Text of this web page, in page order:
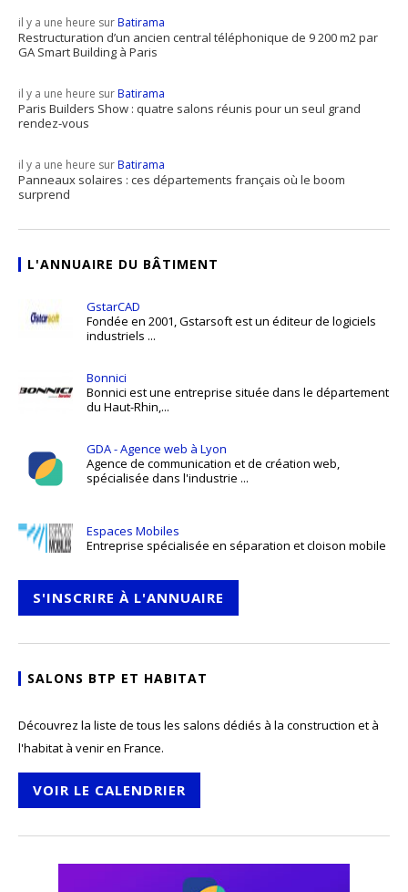
il y a une heure surBatirama
Restructuration d’un ancien central téléphonique de 9 200 m2 par
GA Smart Building à Paris
il y a une heure surBatirama
Paris Builders Show : quatre salons réunis pour un seul grand
rendez-vous
il y a une heure surBatirama
Panneaux solaires : ces départements français où le boom
surprend
L'ANNUAIRE DU BÂTIMENT
GstarCAD
Fondée en 2001, Gstarsoft est un éditeur de logiciels
industriels ...
Bonnici
Bonnici est une entreprise située dans le département
du Haut-Rhin,...
GDA - Agence web à Lyon
Agence de communication et de création web,
spécialisée dans l'industrie ...
Espaces Mobiles
Entreprise spécialisée en séparation et cloison mobile
S'INSCRIRE À L'ANNUAIRE
SALONS BTP ET HABITAT
Découvrez la liste de tous les salons dédiés à la construction et à
l'habitat à venir en France.
VOIR LE CALENDRIER